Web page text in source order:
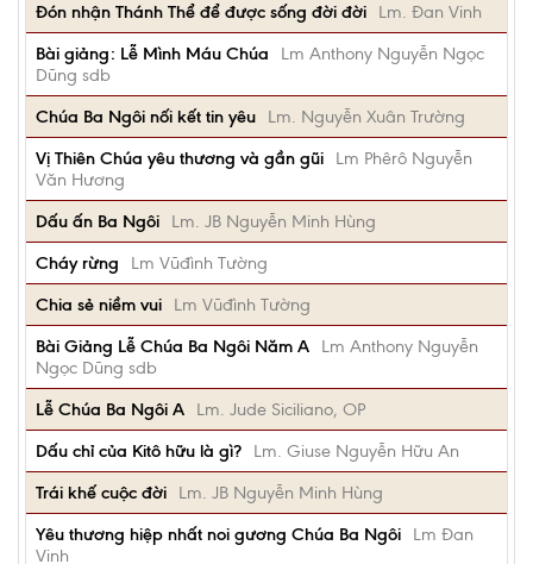
Đón nhận Thánh Thể để được sống đời đời
Lm. Đan Vinh
Bài giảng: Lễ Mình Máu Chúa
Lm Anthony Nguyễn Ngọc
Dũng sdb
Chúa Ba Ngôi nối kết tin yêu
Lm. Nguyễn Xuân Trường
Vị Thiên Chúa yêu thương và gần gũi
Lm Phêrô Nguyễn
Văn Hương
Dấu ấn Ba Ngôi
Lm. JB Nguyễn Minh Hùng
Cháy rừng
Lm Vũđình Tường
Chia sẻ niềm vui
Lm Vũđình Tường
Bài Giảng Lễ Chúa Ba Ngôi Năm A
Lm Anthony Nguyễn
Ngọc Dũng sdb
Lễ Chúa Ba Ngôi A
Lm. Jude Siciliano, OP
Dấu chỉ của Kitô hữu là gì?
Lm. Giuse Nguyễn Hữu An
Trái khế cuộc đời
Lm. JB Nguyễn Minh Hùng
Yêu thương hiệp nhất noi gương Chúa Ba Ngôi
Lm Đan
Vinh